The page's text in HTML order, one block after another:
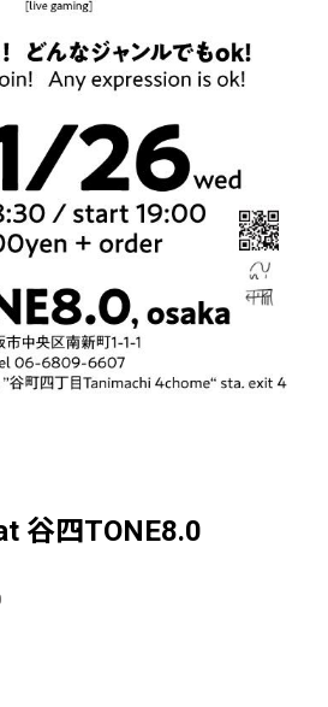
谷四TONE8.0